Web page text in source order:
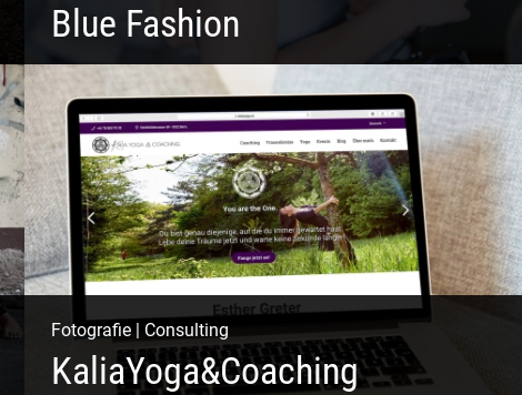
Blue Fashion
Blue Fashion
Fotografie| Consulting
KaliaYoga&Coaching